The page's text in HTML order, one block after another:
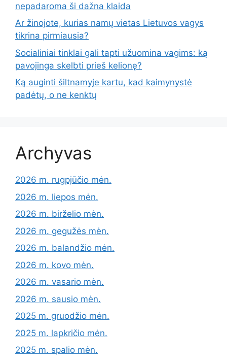
nepadaroma ši dažna klaida
Ar žinojote, kurias namų vietas Lietuvos vagys
tikrina pirmiausia?
Socialiniai tinklai gali tapti užuomina vagims: ką
pavojinga skelbti prieš kelionę?
Ką auginti šiltnamyje kartu, kad kaimynystė
padėtų, o ne kenktų
Archyvas
2026 m. rugpjūčio mėn.
2026 m. liepos mėn.
2026 m. birželio mėn.
2026 m. gegužės mėn.
2026 m. balandžio mėn.
2026 m. kovo mėn.
2026 m. vasario mėn.
2026 m. sausio mėn.
2025 m. gruodžio mėn.
2025 m. lapkričio mėn.
2025 m. spalio mėn.